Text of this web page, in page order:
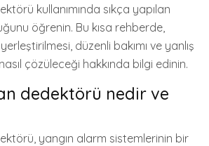
kullanımında sıkça yapılan
öğrenin. Bu kısa rehberde,
düzenli bakımı ve yanlış
çözüleceği hakkında bilgi edinin.
dedektörü nedir ve
yangın alarm sistemlerinin bir